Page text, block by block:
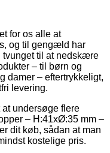
for os alle at
og til gengæld har
tvunget til at nedskære
– til børn og
damer – eftertrykkeligt,
levering.
undersøge flere
– H:41xØ:35 mm –
dit køb, sådan at man
kostelige pris.